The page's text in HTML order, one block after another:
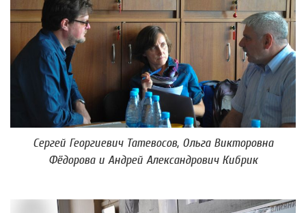
Сергей Георгиевич Татевосов, Ольга Викторовна
Фёдорова и Андрей Александрович Кибрик